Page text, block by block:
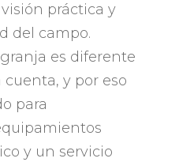
práctica y
del campo.
es diferente
y por eso
para
y un servicio